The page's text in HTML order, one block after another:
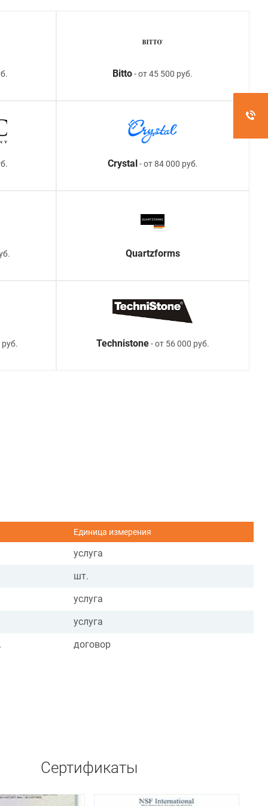
Bitto- от 45 500 руб.
Crystal - от 84 000 руб.
Quartzforms
Technistone- от 56 000 руб.
Единица измерения
услуга
шт.
услуга
услуга
договор
Сертификаты